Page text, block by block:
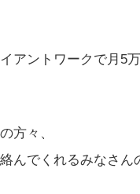
アントワークで月5
方々、
んでくれるみなさん